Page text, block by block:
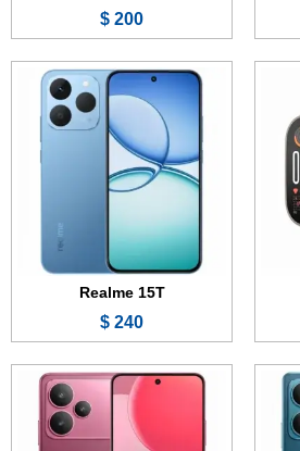
200 $
Realme 15T
240 $
الشاشة:6.77 بوصة - 144 هرتز - AMOLED
128 أو 256 جيجابايت
الرام:6 أو 8 جيجابايت
الكاميرا:50 + 8 ميجابكسل
البطارية والشحن السريع: 7000 مللي أمبير - 80 واط
عرض الموصفات ←